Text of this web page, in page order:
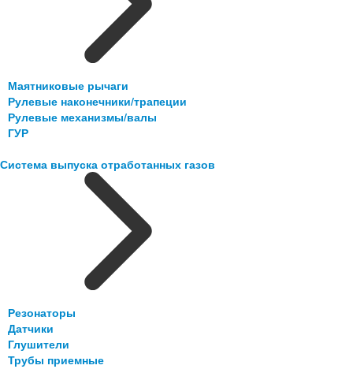
Маятниковые рычаги
Рулевые наконечники/трапеции
Рулевые механизмы/валы
ГУР
Система выпуска отработанных газов
Резонаторы
Датчики
Глушители
Трубы приемные